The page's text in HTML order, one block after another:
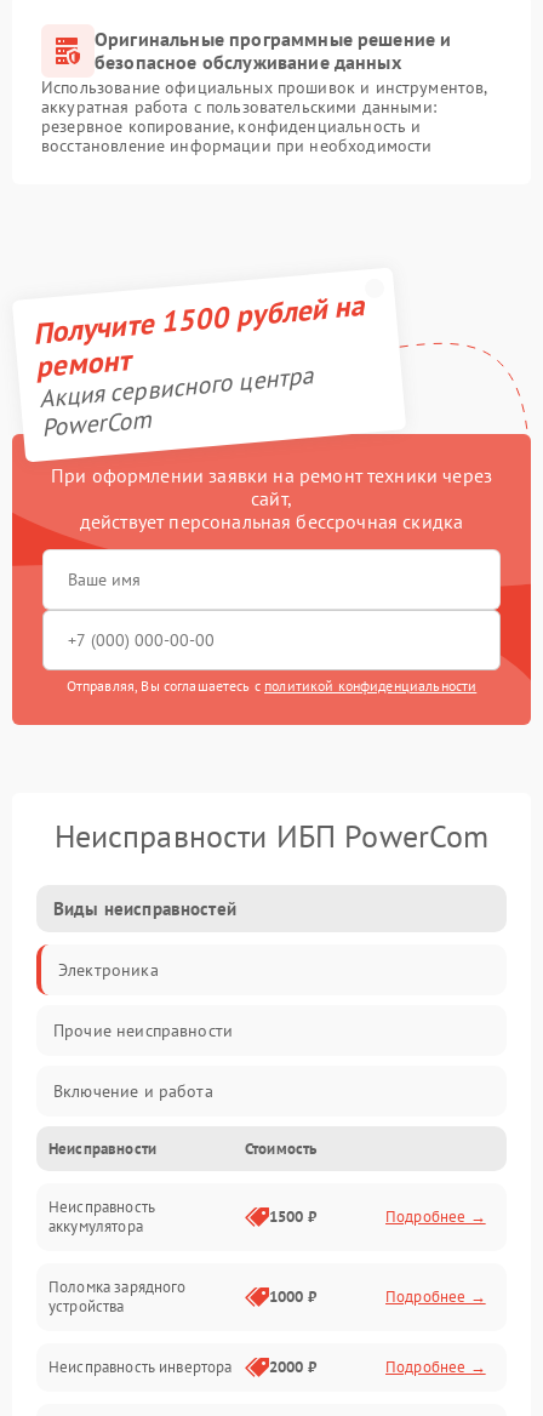
Оригинальные программные решение и
безопасное обслуживание данных
Использование официальных прошивок и инструментов,
аккуратная работа с пользовательскими данными:
резервное копирование, конфиденциальность и
восстановление информации при необходимости
Получите 1500 рублей на
ремонт
Акция сервисного центра
PowerCom
При оформлении заявки на ремонт техники через
сайт,
действует персональная бессрочная скидка
Отправляя, Вы соглашаетесь с политикой конфиденциальности
Неисправности ИБП PowerCom
Виды неисправностей
Электроника
Прочие неисправности
Включение и работа
Работа с нагрузкой
Звук и индикация
Неисправности Стоимость
Неисправность
аккумулятора
1500 ₽ Подробнее →
Поломка зарядного
устройства
1000 ₽ Подробнее →
Неисправность инвертора 2000 ₽ Подробнее →